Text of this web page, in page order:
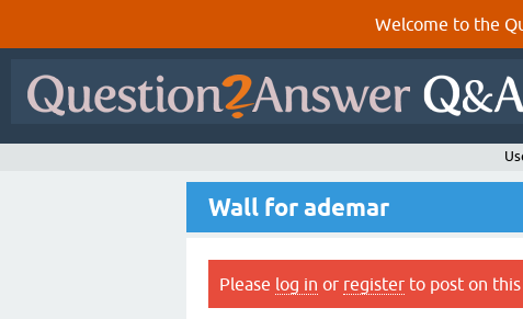
Welcome to the
Wall for ademar
Please log in or register to post on this